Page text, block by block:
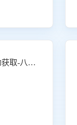
抖音小店商品评价信息自动获取-八爪鱼